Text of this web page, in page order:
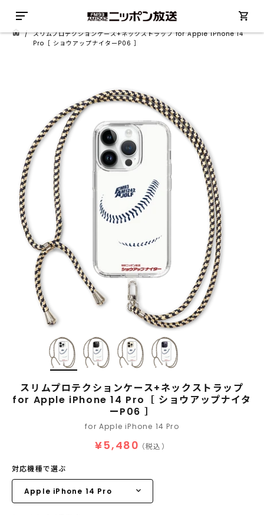
/スリムプロテクションケース+ネックストラップ for Apple iPhone 14
Pro［ ショウアップナイターP06 ］
スリムプロテクションケース+ネックストラップ
for Apple iPhone 14 Pro［ ショウアップナイタ
ーP06 ］
for Apple iPhone 14 Pro
¥5,480 （税込）
対応機種で選ぶ